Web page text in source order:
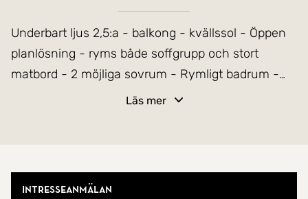
Underbart ljus 2,5:a - balkong - kvällssol - Öppen
planlösning - ryms både soffgrupp och stort
matbord - 2 möjliga sovrum - Rymligt badrum -
Lugnt mot innergård - Trevlig 20-talsfastighet -
många spröjsade fönster och ostörd balkong med
Läs mer
Intresseanmälan